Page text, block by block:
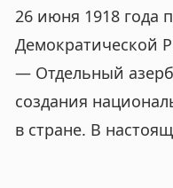
26 июня 1918 года
Демократической
— Отдельный
создания
в стране. В